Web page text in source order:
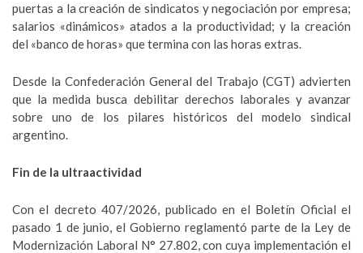
puertas a la creación de sindicatos y negociación por empresa;
salarios «dinámicos» atados a la productividad; y la creación
del «banco de horas» que termina con las horas extras.
Desde la Confederación General del Trabajo (CGT) advierten
que la medida busca debilitar derechos laborales y avanzar
sobre uno de los pilares históricos del modelo sindical
argentino.
Fin de la ultraactividad
Con el decreto 407/2026, publicado en el Boletín Oficial el
pasado 1 de junio, el Gobierno reglamentó parte de la Ley de
Modernización Laboral N° 27.802, con cuya implementación el